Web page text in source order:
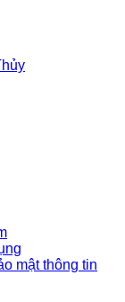
mật thông tin